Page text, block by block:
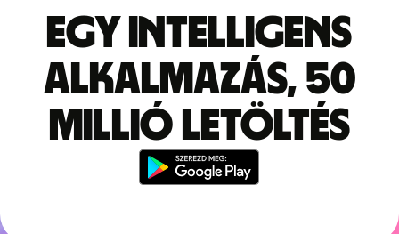
Egy intelligens
alkalmazás, 50
millió letöltés